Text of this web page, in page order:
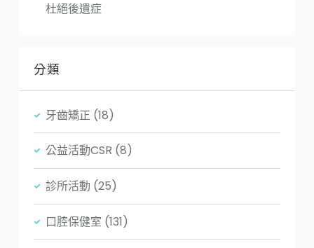
杜絕後遺症
分類
牙齒矯正 (18)
公益活動CSR (8)
診所活動 (25)
口腔保健室 (131)